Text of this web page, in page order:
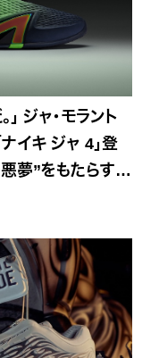
」 ジャ・モラント
イキ ジャ 4」登
夢”をもたらす一